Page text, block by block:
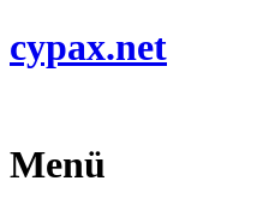
cypax.net
Menü